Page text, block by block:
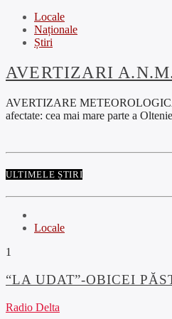
Locale
Naționale
Știri
AVERTIZARI
AVERTIZARE
afectate: cea mai mare parte a
ULTIMELE ȘTIRI
Locale
1
“LA UDAT”-OBICEI
Radio Delta